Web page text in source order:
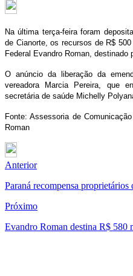
Na última terça-feira foram
de Cianorte, os recursos de R$
Federal Evandro Roman, destinado
O anúncio da liberação da
vereadora Marcia Pereira, que
secretária de saúde Michelly
Fonte: Assessoria de
Roman
Anterior
Paraná recompensa proprietários
Próximo
Evandro Roman destina R$ 580